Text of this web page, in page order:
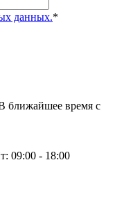
данных.*
ближайшее время с
09:00 - 18:00